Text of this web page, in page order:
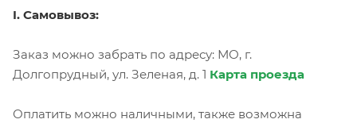
I. Самовывоз:
Заказ можно забрать по адресу: МО, г.
Долгопрудный, ул. Зеленая, д. 1 Карта проезда
Оплатить можно наличными, также возможна